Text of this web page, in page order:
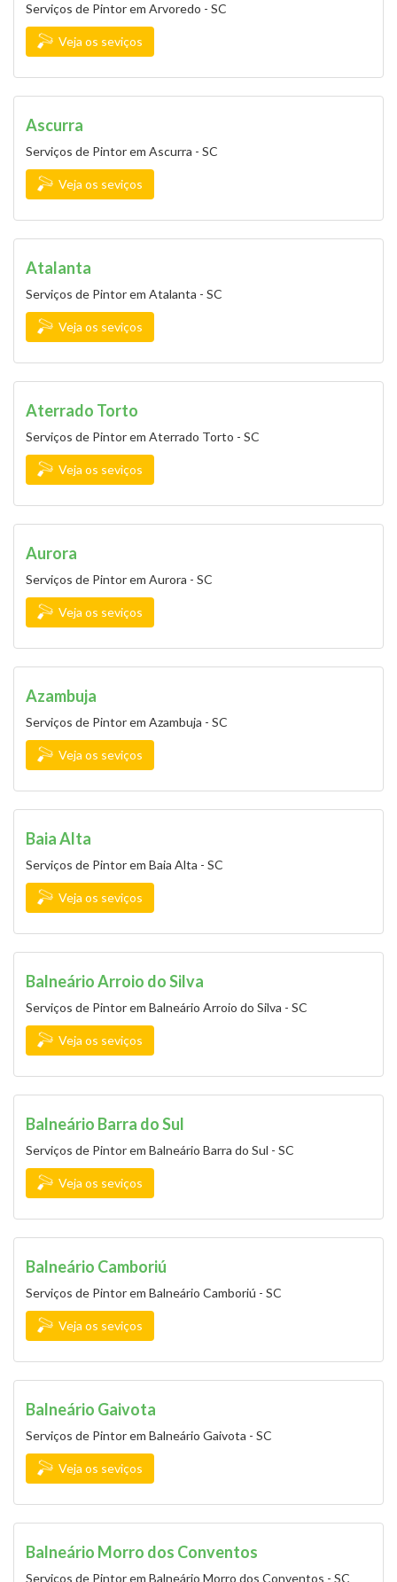
Serviços de Pintor em Arvoredo - SC
Veja os seviços
Ascurra
Serviços de Pintor em Ascurra - SC
Veja os seviços
Atalanta
Serviços de Pintor em Atalanta - SC
Veja os seviços
Aterrado Torto
Serviços de Pintor em Aterrado Torto - SC
Veja os seviços
Aurora
Serviços de Pintor em Aurora - SC
Veja os seviços
Azambuja
Serviços de Pintor em Azambuja - SC
Veja os seviços
Baia Alta
Serviços de Pintor em Baia Alta - SC
Veja os seviços
Balneário Arroio do Silva
Serviços de Pintor em Balneário Arroio do Silva - SC
Veja os seviços
Balneário Barra do Sul
Serviços de Pintor em Balneário Barra do Sul - SC
Veja os seviços
Balneário Camboriú
Serviços de Pintor em Balneário Camboriú - SC
Veja os seviços
Balneário Gaivota
Serviços de Pintor em Balneário Gaivota - SC
Veja os seviços
Balneário Morro dos Conventos
Serviços de Pintor em Balneário Morro dos Conventos - SC